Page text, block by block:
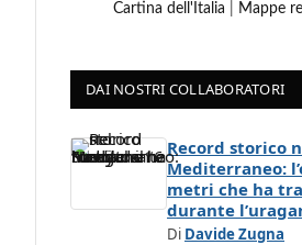
Cartina dell'Italia Mappe
DAI NOSTRI COLLABORATORI
Record storico
Mediterraneo:
metri che ha
durante
Di Davide Zugna